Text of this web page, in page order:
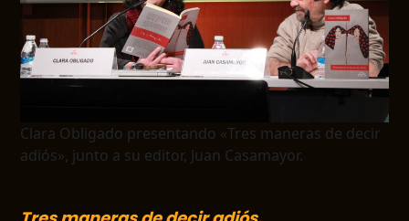
Clara Obligado presentando «Tres maneras de decir
adiós», junto a su editor, Juan Casamayor.